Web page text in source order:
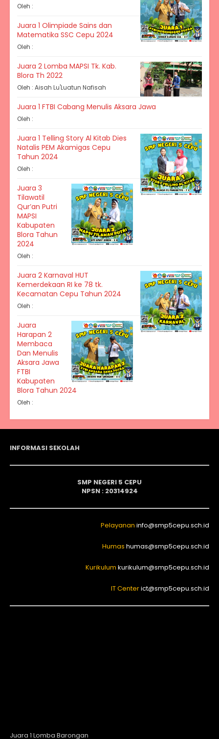
Oleh :
Juara 1 Olimpiade Sains dan
Matematika SSC Cepu 2024
Oleh :
Juara 2 Lomba MAPSI Tk. Kab.
Blora Th 2022
Oleh : Aisah Lu'Luatun Nafisah
Juara 1 FTBI Cabang Menulis Aksara Jawa
Oleh :
Juara 1 Telling Story Al Kitab Dies
Natalis PEM Akamigas Cepu
Tahun 2024
Oleh :
Juara 3
Tilawatil
Qur’an Putri
MAPSI
Kabupaten
Blora Tahun
2024
Oleh :
Juara 2 Karnaval HUT
Kemerdekaan RI ke 78 tk.
Kecamatan Cepu Tahun 2024
Oleh :
Juara
Harapan 2
Membaca
Dan Menulis
Aksara Jawa
FTBI
Kabupaten
Blora Tahun 2024
Oleh :
INFORMASI SEKOLAH
SMP NEGERI 5 CEPU
NPSN : 20314924
Pelayanan info@smp5cepu.sch.id
Humas humas@smp5cepu.sch.id
Kurikulum kurikulum@smp5cepu.sch.id
IT Centerict@smp5cepu.sch.id
Juara 1 Lomba Barongan